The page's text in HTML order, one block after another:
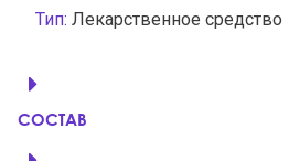
Тип: Лекарственное средство
СОСТАВ